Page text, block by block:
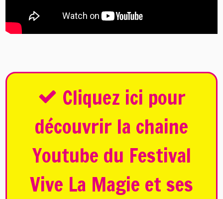
Cliquez ici pour
découvrir la chaine
Youtube du Festival
Vive La Magie et ses